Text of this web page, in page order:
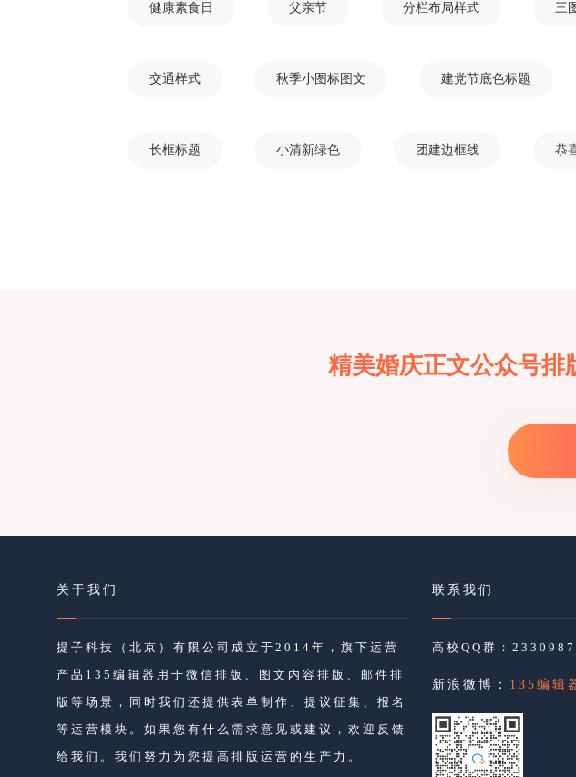
健康素食日 父亲节 分栏布局样式 三
交通样式 秋季小图标图文 建党节底色标题
长框标题 小清新绿色 团建边框线 恭
精美婚庆正文公众号排
关于我们
提子科技（北京）有限公司成立于2014年，旗下运营
产品135编辑器用于微信排版、图文内容排版、邮件排
版等场景，同时我们还提供表单制作、提议征集、报名
等运营模块。如果您有什么需求意见或建议，欢迎反馈
给我们。我们努力为您提高排版运营的生产力。
联系我们
高校QQ群：
新浪微博： 135编辑